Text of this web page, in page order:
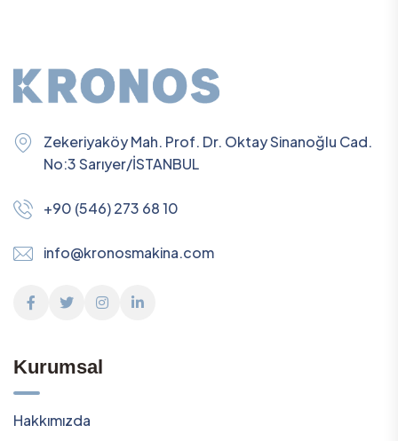
Zekeriyaköy Mah. Prof. Dr. Oktay Sinanoğlu Cad.
No:3 Sarıyer/İSTANBUL
+90 (546) 273 68 10
info@kronosmakina.com
Kurumsal
Hakkımızda